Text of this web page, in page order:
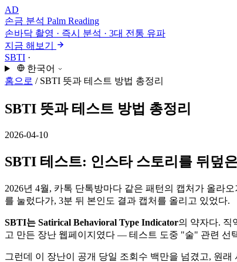
AD
손금 분석 Palm Reading
손바닥 촬영 · 즉시 분석 · 3대 전통 유파
지금 해보기
SBTI ·
한국어
홈으로 / SBTI 뜻과 테스트 방법 총정리
SBTI 뜻과 테스트 방법 총정리
2026-04-10
SBTI 테스트: 인스타 스토리를 뒤덮
2026년 4월, 카톡 단톡방마다 같은 패턴의 캡처가 올라
를 눌렀다가, 3분 뒤 본인도 결과 캡처를 올리고 있었다.
SBTI는 Satirical Behavioral Type Indicator의 약자다. 직
고 만든 장난 웹페이지였다 — 테스트 도중 "술" 관련 선
그런데 이 장난이 공개 당일 조회수 백만을 넘겼고, 원